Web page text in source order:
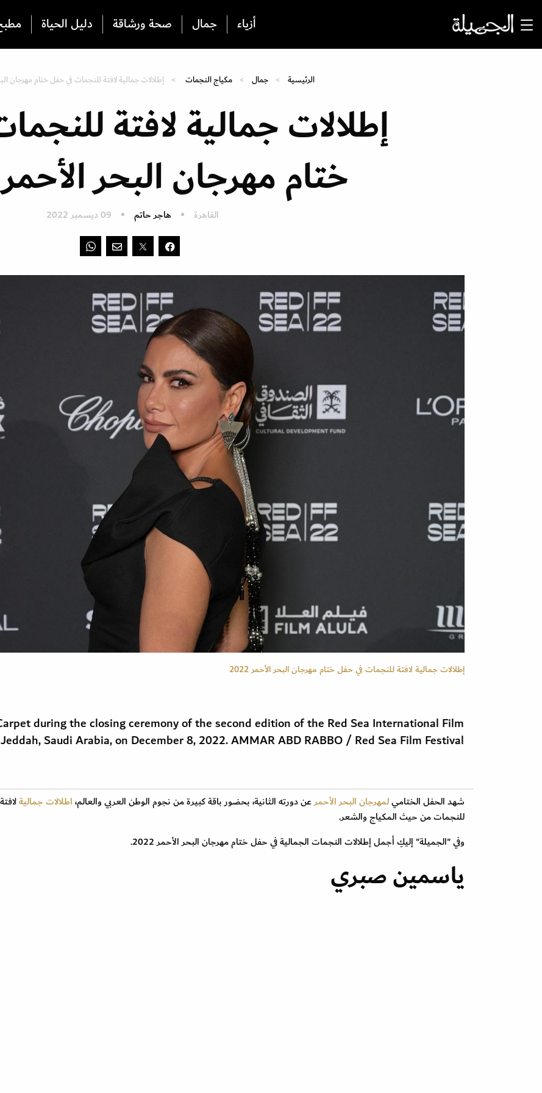
أزياء جمال صحة ورشاقة دليل الحياة
الرئيسية جمال مكياج النجمات إطلالات جمالية لافتة للنجمات في حفل ختام مهرجان البحر
إطلالات جمالية لافتة
ختام مهرجان البحر الأحمر 2022
القاهرة هاجر حاتم 09 ديسمبر 2022
إطلالات جمالية لافتة للنجمات في حفل ختام مهرجان البحر الأحمر 2022
during the closing ceremony of the second edition of the Red Sea International Film
Saudi Arabia, on December 8, 2022. AMMAR ABD RABBO / Red Sea Film Festival
شهد الحفل الختاميلمهرجان البحر الأحمرعن دورته الثانية، بحضور باقة كبيرة من نجوم الوطن العربي والعالم،اطلالات جماليةلافتة
للنجمات من حيث المكياج والشعر.
وفي "الجميلة" إليكِ أجمل إطلالات النجمات الجمالية في حفل ختام مهرجان البحر الأحمر 2022.
ياسمين صبري